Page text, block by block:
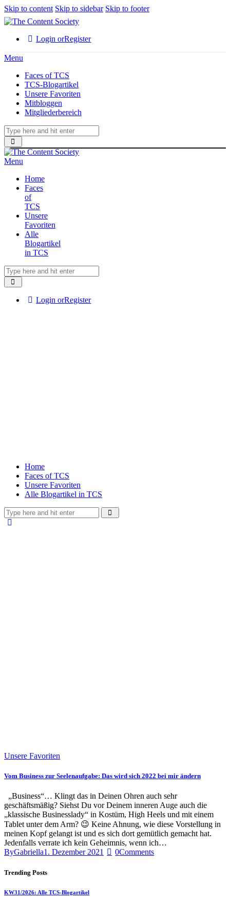
Skip to content Skip to sidebar Skip to footer
Login orRegister
Menu
Faces of TCS
TCS-Blogartikel
Unsere Favoriten
Mitbloggen
Mitgliederbereich
Menu
Home
Faces
of
TCS
Unsere
Favoriten
Alle
Blogartikel
in TCS
Login orRegister
Home
Faces of TCS
Unsere Favoriten
Alle Blogartikel in TCS
Unsere Favoriten
Vom Business zur Seelenaufgabe: Das wird sich 2022 bei mir ändern
„Business“… Klingt das in Deinen Ohren auch sehr
geschäftsmäßig? Siehst Du vor Deinem inneren Auge auch die
„klassische Businesslady“ in Kostüm, High Heels und mit einem
Tablet unter dem Arm? 😉 Keine Ahnung, wie diese Vorstellung in
meinen Kopf gelangt ist und es sich dort gemütlich gemacht hat.
Jedenfalls verrate ich kein Geheimnis, wenn ich…
ByGabriella1. Dezember 2021 0Comments
Trending Posts
KW31/2026: Alle TCS-Blogartikel